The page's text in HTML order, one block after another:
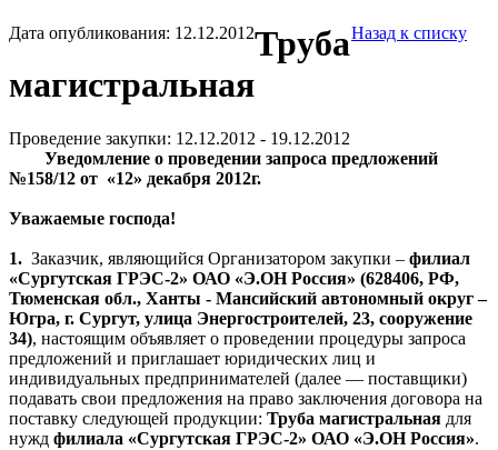
Дата опубликования: 12.12.2012 Назад к списку
Труба
магистральная
Проведение закупки: 12.12.2012 - 19.12.2012
Уведомление о проведении запроса предложений
№158/12 от «12» декабря 2012г.
Уважаемые господа!
1. Заказчик, являющийся Организатором закупки – филиал
«Сургутская ГРЭС-2» ОАО «Э.ОН Россия» (628406, РФ,
Тюменская обл., Ханты - Мансийский автономный округ –
Югра, г. Сургут, улица Энергостроителей, 23, сооружение
34), настоящим объявляет о проведении процедуры запроса
предложений и приглашает юридических лиц и
индивидуальных предпринимателей (далее — поставщики)
подавать свои предложения на право заключения договора на
поставку следующей продукции: Труба магистральная для
нужд филиала «Сургутская ГРЭС-2» ОАО «Э.ОН Россия».